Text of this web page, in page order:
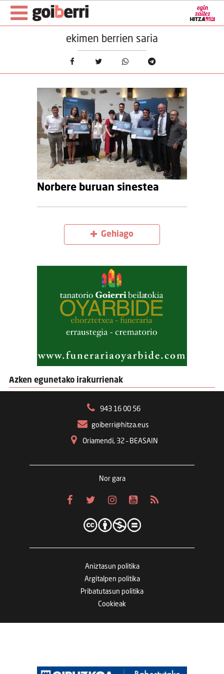
ekimen berrien saria
Norbere buruan sinestea
Gehiago
Azken egunetako irakurrienak
943 16 00 56
goiberri@hitza.eus
Oriamendi, 32 – BEASAIN
Nor gara
Aniztasun politika
Argitalpen politika
Pribatutasun politika
Cookieak